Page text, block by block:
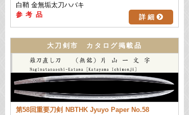
白鞘 金無垢太刀ハバキ
詳 細
大刀剣市 カタログ掲載品
第58回重要刀剣 NBTHK Jyuyo Paper No.58